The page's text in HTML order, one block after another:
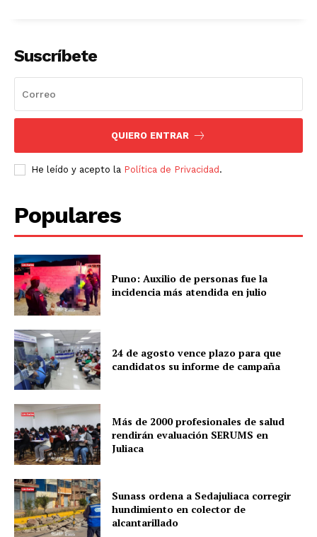
Suscríbete
QUIERO ENTRAR
He leído y acepto la Política de Privacidad .
Populares
Puno: Auxilio de personas fue la
incidencia más atendida en julio
24 de agosto vence plazo para que
candidatos su informe de campaña
Más de 2000 profesionales de salud
rendirán evaluación SERUMS en
Juliaca
Sunass ordena a Sedajuliaca corregir
hundimiento en colector de
alcantarillado